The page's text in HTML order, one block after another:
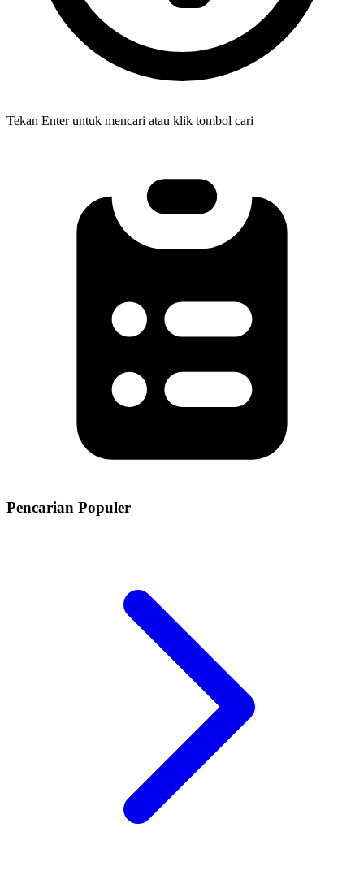
Tekan Enter untuk mencari atau klik tombol cari
Pencarian Populer